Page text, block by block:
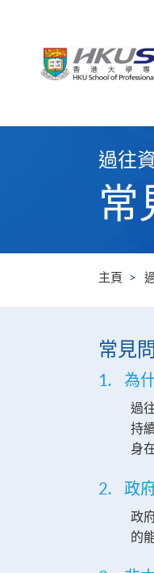
過往
常
主頁
常見
1. 為
過
持
身
2. 政府
政
的